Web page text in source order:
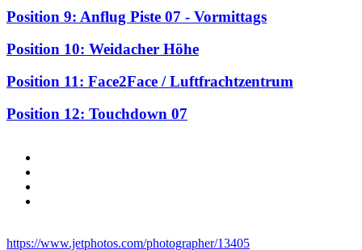
Position 9: Anflug Piste 07 - Vormittags
Position 10: Weidacher Höhe
Position 11: Face2Face / Luftfrachtzentrum
Position 12: Touchdown 07
https://www.jetphotos.com/photographer/13405